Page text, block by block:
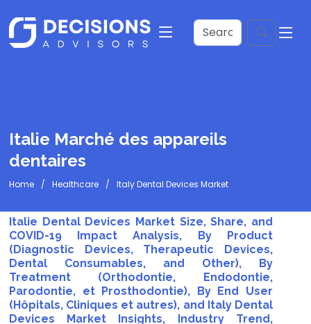
Italie Marché des appareils
dentaires
Home Healthcare Italy Dental Devices Market
Italie Dental Devices Market Size, Share, and
COVID-19 Impact Analysis, By Product
(Diagnostic Devices, Therapeutic Devices,
Dental Consumables, and Other), By
Treatment (Orthodontie, Endodontie,
Parodontie, et Prosthodontie), By End User
(Hôpitals, Cliniques et autres), and Italy Dental
Devices Market Insights, Industry Trend,